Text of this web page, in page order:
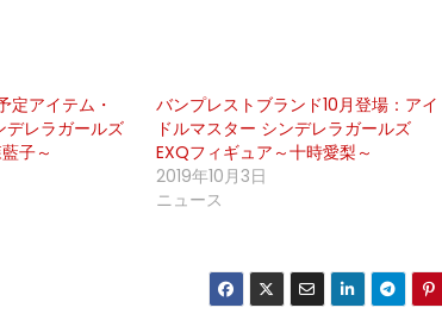
定アイテム・
デレラガールズ
子～
バンプレストブランド10月登場：アイ
ドルマスター シンデレラガールズ
EXQフィギュア～十時愛梨～
2019年10月3日
ニュース